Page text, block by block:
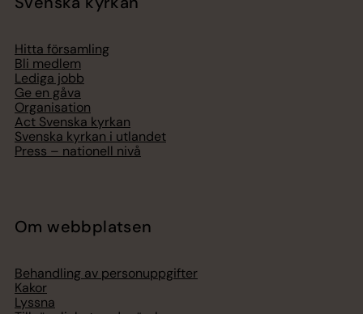
Hitta församling
Bli medlem
Lediga jobb
Ge en gåva
Organisation
Act Svenska kyrkan
Svenska kyrkan i utlandet
Press – nationell nivå
Om webbplatsen
Behandling av personuppgifter
Kakor
Lyssna